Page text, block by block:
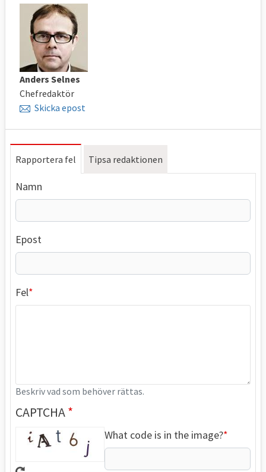
Anders Selnes
Chefredaktör
Skicka epost
Rapportera fel Tipsa redaktionen
Namn
Epost
Fel
Beskriv vad som behöver rättas.
CAPTCHA
What code is in the image?